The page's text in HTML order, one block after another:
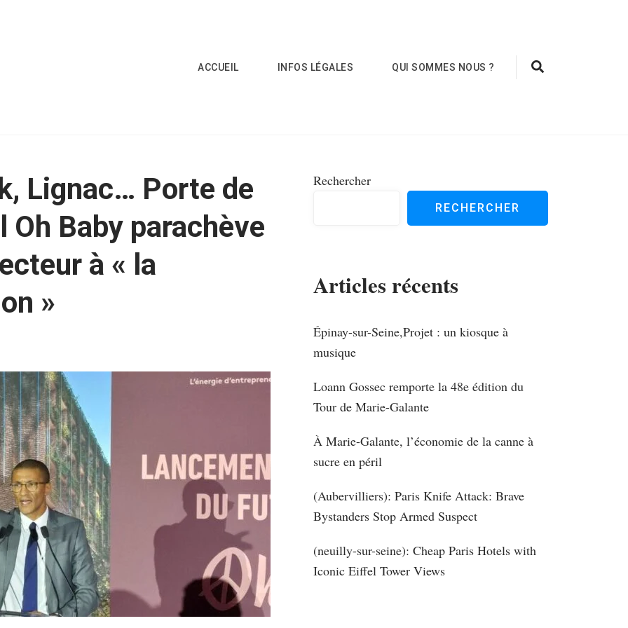
ACCUEIL INFOS LÉGALES QUI SOMMES NOUS ?
Lignac… Porte de
Oh Baby parachève
à « la
»
Rechercher
RECHERCHER
Articles récents
Épinay-sur-Seine,Projet : un kiosque à
musique
Loann Gossec remporte la 48e édition du
Tour de Marie-Galante
À Marie-Galante, l’économie de la canne à
sucre en péril
(Aubervilliers): Paris Knife Attack: Brave
Bystanders Stop Armed Suspect
(neuilly-sur-seine): Cheap Paris Hotels with
Iconic Eiffel Tower Views